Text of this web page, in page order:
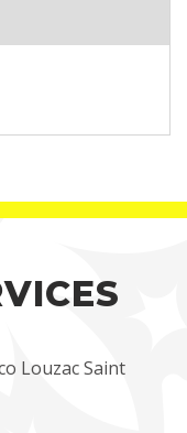
Louzac Saint